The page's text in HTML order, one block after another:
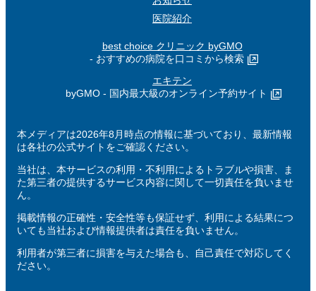
医院紹介
best choice クリニック byGMO
- おすすめの病院を口コミから検索
エキテン
byGMO - 国内最大級のオンライン予約サイト
本メディアは2026年8月時点の情報に基づいており、最新情報
は各社の公式サイトをご確認ください。
当社は、本サービスの利用・不利用によるトラブルや損害、ま
た第三者の提供するサービス内容に関して一切責任を負いませ
ん。
掲載情報の正確性・安全性等も保証せず、利用による結果につ
いても当社および情報提供者は責任を負いません。
利用者が第三者に損害を与えた場合も、自己責任で対応してく
ださい。